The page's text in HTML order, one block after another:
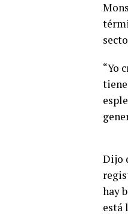
“Yo
Dijo
hay
está